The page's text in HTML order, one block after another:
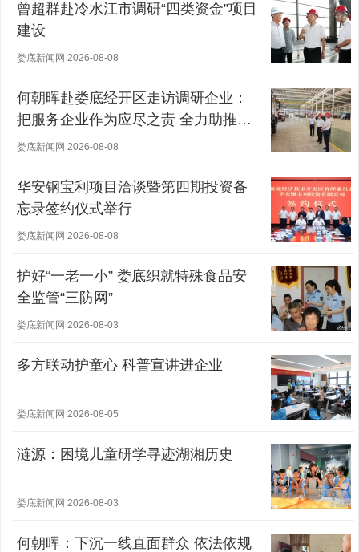
曾超群赴冷水江市调研“四类资金”项目
建设
娄底新闻网 2026-08-08
何朝晖赴娄底经开区走访调研企业：
把服务企业作为应尽之责 全力助推经
营主体稳健发展
娄底新闻网 2026-08-08
华安钢宝利项目洽谈暨第四期投资备
忘录签约仪式举行
娄底新闻网 2026-08-08
护好“一老一小” 娄底织就特殊食品安
全监管“三防网”
娄底新闻网 2026-08-03
多方联动护童心 科普宣讲进企业
娄底新闻网 2026-08-05
涟源：困境儿童研学寻迹湖湘历史
娄底新闻网 2026-08-03
何朝晖：下沉一线直面群众 依法依规